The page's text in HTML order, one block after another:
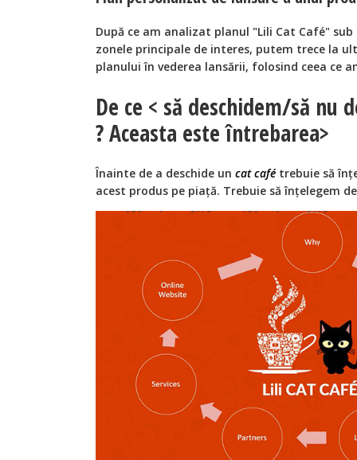
După ce am analizat planul "Lili Cat Café"
zonele principale de interes, putem trece la
planului în vederea lansării, folosind ceea ce
De ce < să deschidem/să nu
? Aceasta este întrebarea>
Înainte de a deschide un cat café trebuie să
acest produs pe piață. Trebuie să înțelegem